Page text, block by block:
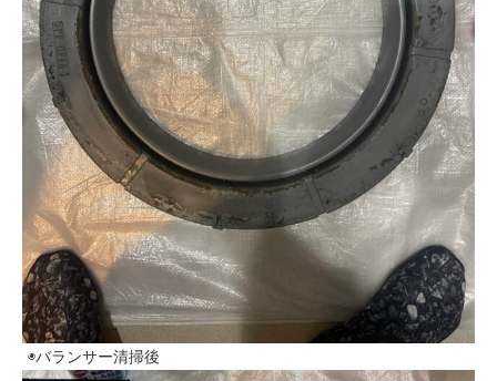
◉バランサー清掃後